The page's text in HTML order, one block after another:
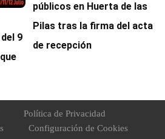
9
públicos en Huerta de las
Pilas tras la firma del acta
de recepción
Política de Privacidad
Configuración de Cookies